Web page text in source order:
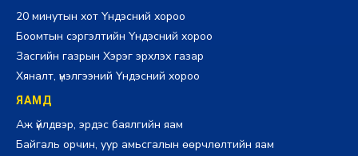
20 минутын хот Үндэсний хороо
Боомтын сэргэлтийн Үндэсний хороо
Засгийн газрын Хэрэг эрхлэх газар
Хяналт, үнэлгээний Үндэсний хороо
ЯАМД
Аж үйлдвэр, эрдэс баялгийн яам
Байгаль орчин, уур амьсгалын өөрчлөлтийн яам